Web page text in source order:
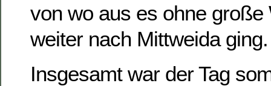
von wo aus es ohne große
weiter nach Mittweida ging.
Insgesamt war der Tag